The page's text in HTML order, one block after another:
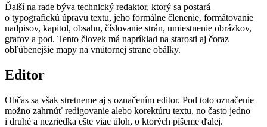
Ďalší na rade býva technický redaktor, ktorý sa postará
o typografickú úpravu textu, jeho formálne členenie, formátovanie
nadpisov, kapitol, obsahu, číslovanie strán, umiestnenie obrázkov,
grafov a pod. Tento človek má napríklad na starosti aj čoraz
obľúbenejšie mapy na vnútornej strane obálky.
Editor
Občas sa však stretneme aj s označením editor. Pod toto označenie
možno zahrnúť redigovanie alebo korektúru textu, no často jedno
i druhé a nezriedka ešte viac úloh, o ktorých píšeme ďalej.